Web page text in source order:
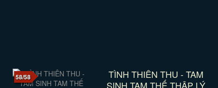
58/58
TÌNH THIÊN THU - TAM
SINH TAM THẾ THẬP LÝ